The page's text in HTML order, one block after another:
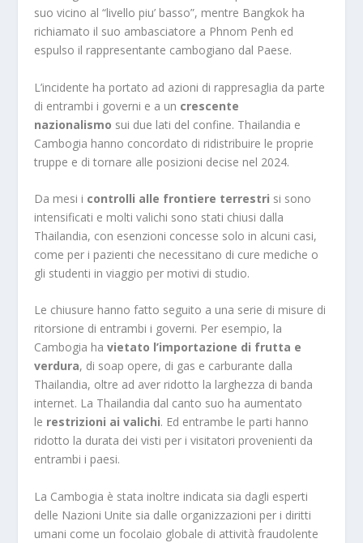
suo vicino al “livello piu’ basso”, mentre Bangkok ha
richiamato il suo ambasciatore a Phnom Penh ed
espulso il rappresentante cambogiano dal Paese.
L’incidente ha portato ad azioni di rappresaglia da parte
di entrambi i governi e a un crescente
nazionalismo sui due lati del confine. Thailandia e
Cambogia hanno concordato di ridistribuire le proprie
truppe e di tornare alle posizioni decise nel 2024.
Da mesi i controlli alle frontiere terrestri si sono
intensificati e molti valichi sono stati chiusi dalla
Thailandia, con esenzioni concesse solo in alcuni casi,
come per i pazienti che necessitano di cure mediche o
gli studenti in viaggio per motivi di studio.
Le chiusure hanno fatto seguito a una serie di misure di
ritorsione di entrambi i governi. Per esempio, la
Cambogia ha vietato l’importazione di frutta e
verdura, di soap opere, di gas e carburante dalla
Thailandia, oltre ad aver ridotto la larghezza di banda
internet. La Thailandia dal canto suo ha aumentato
le restrizioni ai valichi. Ed entrambe le parti hanno
ridotto la durata dei visti per i visitatori provenienti da
entrambi i paesi.
La Cambogia è stata inoltre indicata sia dagli esperti
delle Nazioni Unite sia dalle organizzazioni per i diritti
umani come un focolaio globale di attività fraudolente